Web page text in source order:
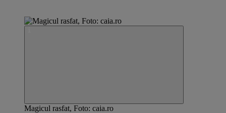
Magicul rasfat, Foto: caia.ro